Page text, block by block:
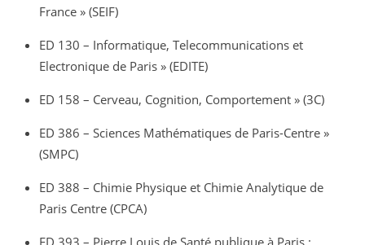
France » (SEIF)
ED 130 – Informatique, Telecommunications et
Electronique de Paris » (EDITE)
ED 158 – Cerveau, Cognition, Comportement » (3C)
ED 386 – Sciences Mathématiques de Paris-Centre »
(SMPC)
ED 388 – Chimie Physique et Chimie Analytique de
Paris Centre (CPCA)
ED 393 – Pierre Louis de Santé publique à Paris :